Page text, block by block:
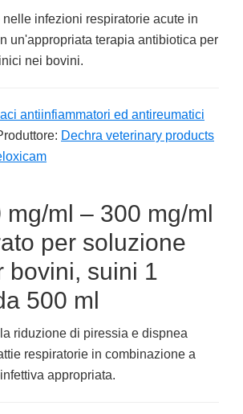
nelle infezioni respiratorie acute in
un'appropriata terapia antibiotica per
nei bovini.
antiinfiammatori ed antireumatici
Dechra veterinary products
ml – 300 mg/ml
per soluzione
bovini, suini 1
500 ml
riduzione di piressia e dispnea
respiratorie in combinazione a
appropriata.